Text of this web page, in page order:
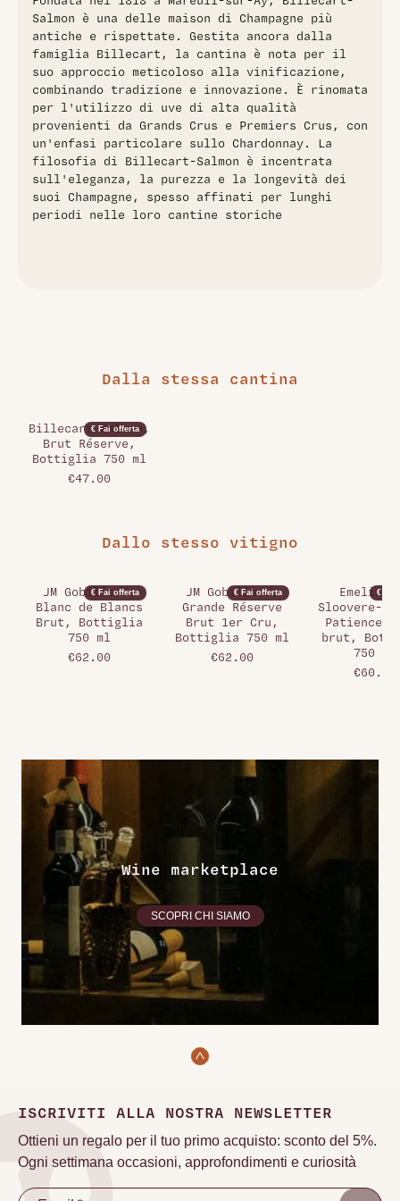
ed eleganza straordinarie, con note di frutta fresca, agrumi
e una struttura minerale che esprime tutta la raffinatezza
del terroir​
Salmon è una delle maison di Champagne più
antiche e rispettate. Gestita ancora dalla
famiglia Billecart, la cantina è nota per il
suo approccio meticoloso alla vinificazione,
combinando tradizione e innovazione. È rinomata
per l'utilizzo di uve di alta qualità
provenienti da Grands Crus e Premiers Crus, con
un'enfasi particolare sullo Chardonnay. La
filosofia di Billecart-Salmon è incentrata
sull'eleganza, la purezza e la longevità dei
suoi Champagne, spesso affinati per lunghi
periodi nelle loro cantine storiche
Dalla stessa cantina
€ Fai offerta
Billecart-Salmon,
Brut Réserve,
Bottiglia 750 ml
€47.00
Dallo stesso vitigno
€ Fai offerta
JM Gobillard,
Blanc de Blancs
Brut, Bottiglia
750 ml
€62.00
€ Fai offerta
JM Gobillard,
Grande Réserve
Brut 1er Cru,
Bottiglia 750 ml
€62.00
€ Fai
Emeline
Sloovere-
Patience
brut,
750 ml
€60.00
Wine marketplace
SCOPRI CHI SIAMO
ISCRIVITI ALLA NOSTRA NEWSLETTER
Ottieni un regalo per il tuo primo acquisto: sconto del 5%.
Ogni settimana occasioni, approfondimenti e curiosità